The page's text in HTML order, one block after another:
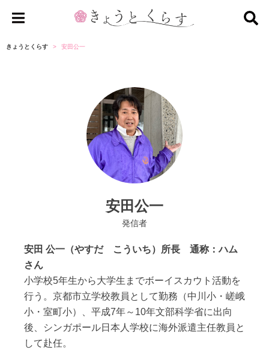
ょ
きょうとくらす 安田公一
安田公一
発信者
安田 公一（やすだ こういち）所長 通称：ハム
さん
小学校5年生から大学生までボーイスカウト活動を
行う。京都市立学校教員として勤務（中川小・嵯峨
小・室町小）、平成7年～10年文部科学省に出向
後、シンガポール日本人学校に海外派遣主任教員と
して赴任。